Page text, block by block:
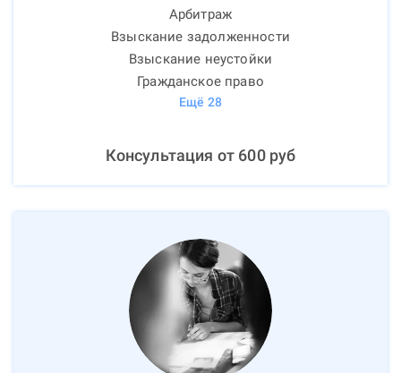
Арбитраж
Взыскание задолженности
Взыскание неустойки
Гражданское право
Ещё 28
Консультация от 600руб